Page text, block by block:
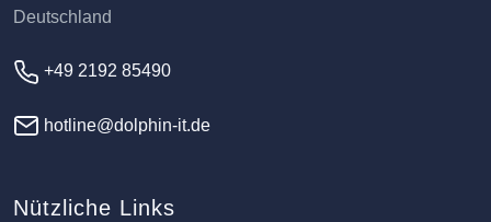
Deutschland
+49 2192 85490
hotline@dolphin-it.de
Nützliche Links